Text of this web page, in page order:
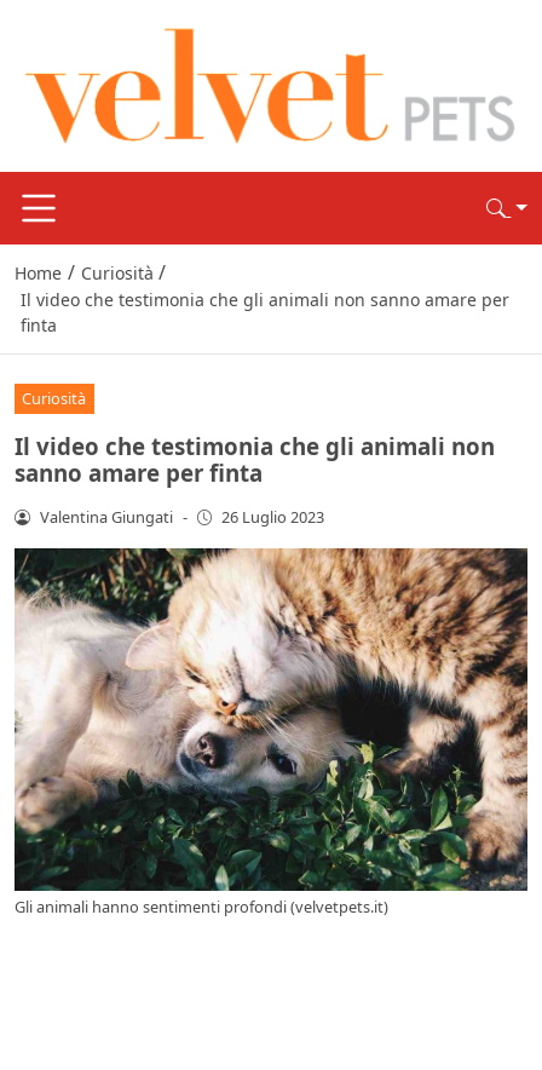
Home / Curiosità /
Il video che testimonia che gli animali non sanno amare per
finta
Curiosità
Il video che testimonia che gli animali non
sanno amare per finta
Valentina Giungati - 26 Luglio 2023
Gli animali hanno sentimenti profondi (velvetpets.it)